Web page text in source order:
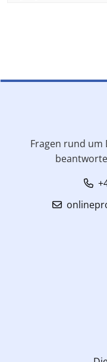
Fragen rund um